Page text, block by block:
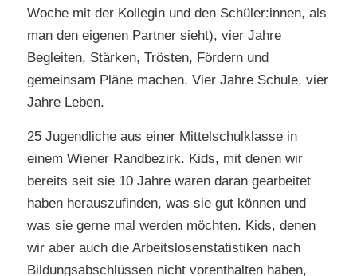
Woche mit der Kollegin und den Schüler:innen, als
man den eigenen Partner sieht), vier Jahre
Begleiten, Stärken, Trösten, Fördern und
gemeinsam Pläne machen. Vier Jahre Schule, vier
Jahre Leben.
25 Jugendliche aus einer Mittelschulklasse in
einem Wiener Randbezirk. Kids, mit denen wir
bereits seit sie 10 Jahre waren daran gearbeitet
haben herauszufinden, was sie gut können und
was sie gerne mal werden möchten. Kids, denen
wir aber auch die Arbeitslosenstatistiken nach
Bildungsabschlüssen nicht vorenthalten haben,